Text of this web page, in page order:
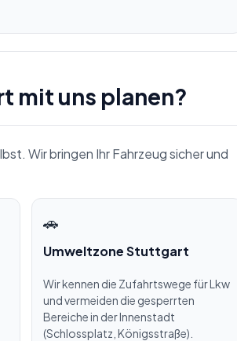
mit uns planen?
Wir bringen Ihr Fahrzeug sicher und
🚗
Umweltzone Stuttgart
Wir kennen die Zufahrtswege für Lkw
und vermeiden die gesperrten
Bereiche in der Innenstadt
(Schlossplatz, Königsstraße).